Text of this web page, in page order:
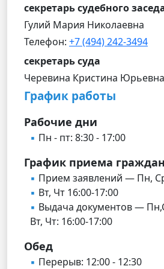
секретарь судебного
Гулий Мария Николаевна
Телефон: +7 (494) 242-3494
секретарь суда
Черевина Кристина Юрьевна
График работы
Рабочие дни
Пн - пт: 8:30 - 17:00
График приема граждан
Прием заявлений — Пн,
Вт, Чт 16:00-17:00
Выдача документов —
Вт, Чт: 16:00-17:00
Обед
Перерыв: 12:00 - 12:30